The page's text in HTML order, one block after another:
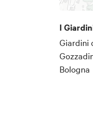
I
Giardini
Bologna